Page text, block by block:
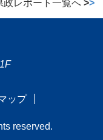
政レポート一覧へ >>
ップ
reserved.